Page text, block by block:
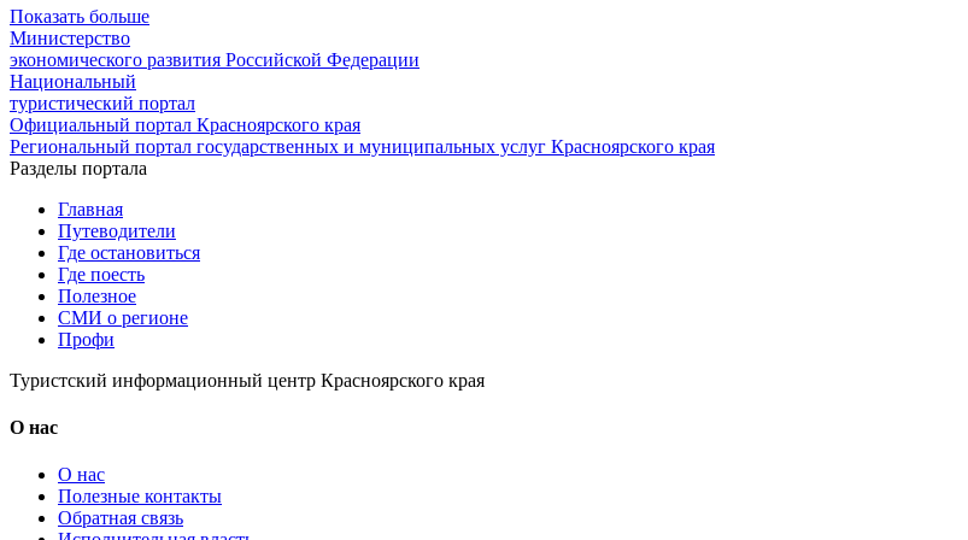
Показать больше
Министерство
экономического развития Российской Федерации
Национальный
туристический портал
Официальный портал Красноярского края
Региональный портал государственных и муниципальных услуг Красноярского края
Разделы портала
Главная
Путеводители
Где остановиться
Где поесть
Полезное
СМИ о регионе
Профи
Туристский информационный центр Красноярского края
О нас
О нас
Полезные контакты
Обратная связь